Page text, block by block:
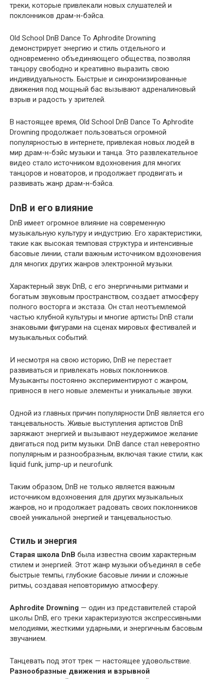
треки, которые привлекали новых слушателей и
поклонников драм-н-бэйса.
Old School DnB Dance To Aphrodite Drowning
демонстрирует энергию и стиль отдельного и
одновременно объединяющего общества, позволяя
танцору свободно и креативно выразить свою
индивидуальность. Быстрые и синхронизированные
движения под мощный бас вызывают адреналиновый
взрыв и радость у зрителей.
В настоящее время, Old School DnB Dance To Aphrodite
Drowning продолжает пользоваться огромной
популярностью в интернете, привлекая новых людей в
мир драм-н-бэйс музыки и танца. Это развлекательное
видео стало источником вдохновения для многих
танцоров и новаторов, и продолжает продвигать и
развивать жанр драм-н-бэйса.
DnB и его влияние
DnB имеет огромное влияние на современную
музыкальную культуру и индустрию. Его характеристики,
такие как высокая темповая структура и интенсивные
басовые линии, стали важным источником вдохновения
для многих других жанров электронной музыки.
Характерный звук DnB, с его энергичными ритмами и
богатым звуковым пространством, создает атмосферу
полного восторга и экстаза. Он стал неотъемлемой
частью клубной культуры и многие артисты DnB стали
знаковыми фигурами на сценах мировых фестивалей и
музыкальных событий.
И несмотря на свою историю, DnB не перестает
развиваться и привлекать новых поклонников.
Музыканты постоянно экспериментируют с жанром,
привнося в него новые элементы и уникальные звуки.
Одной из главных причин популярности DnB является его
танцевальность. Живые выступления артистов DnB
заряжают энергией и вызывают неудержимое желание
двигаться под ритм музыки. DnB dance стал невероятно
популярным и разнообразным, включая такие стили, как
liquid funk, jump-up и neurofunk.
Таким образом, DnB не только является важным
источником вдохновения для других музыкальных
жанров, но и продолжает радовать своих поклонников
своей уникальной энергией и танцевальностью.
Стиль и энергия
Старая школа DnB была известна своим характерным
стилем и энергией. Этот жанр музыки объединял в себе
быстрые темпы, глубокие басовые линии и сложные
ритмы, создавая неповторимую атмосферу.
Aphrodite Drowning — один из представителей старой
школы DnB, его треки характеризуются экспрессивными
мелодиями, жесткими ударными, и энергичным басовым
звучанием.
Танцевать под этот трек — настоящее удовольствие.
Разнообразные движения и взрывной